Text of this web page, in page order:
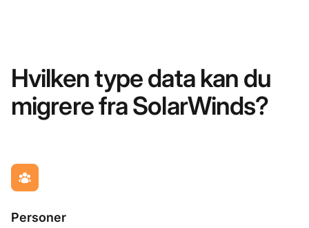
Hvilken type data kan du
migrere fra SolarWinds?
Personer